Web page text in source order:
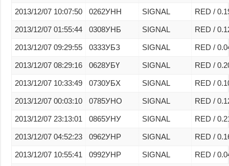
2013/12/07 10:07:50 0262УНН SIGNAL RED /
2013/12/07 01:55:44 0308УНБ SIGNAL RED /
2013/12/07 09:29:55 0333УБЗ SIGNAL RED /
2013/12/07 08:29:16 0628УБҮ SIGNAL RED /
2013/12/07 10:33:49 0730УБХ SIGNAL RED /
2013/12/07 00:03:10 0785УНО SIGNAL RED /
2013/12/07 23:13:01 0865УНУ SIGNAL RED /
2013/12/07 04:52:23 0962УНР SIGNAL RED /
2013/12/07 10:55:41 0992УНР SIGNAL RED /